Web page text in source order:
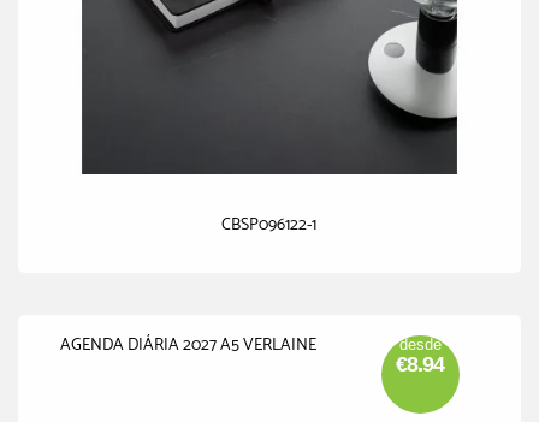
CBSP096122-1
AGENDA DIÁRIA 2027 A5 VERLAINE desde
€8.94